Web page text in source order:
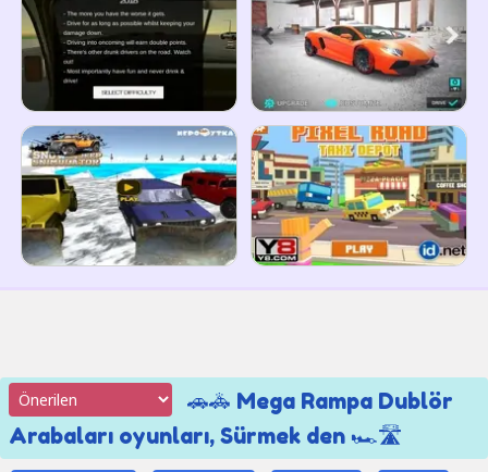
🚗🚓 Mega Rampa Dublör
Arabaları oyunları, Sürmek den 🏎🛣